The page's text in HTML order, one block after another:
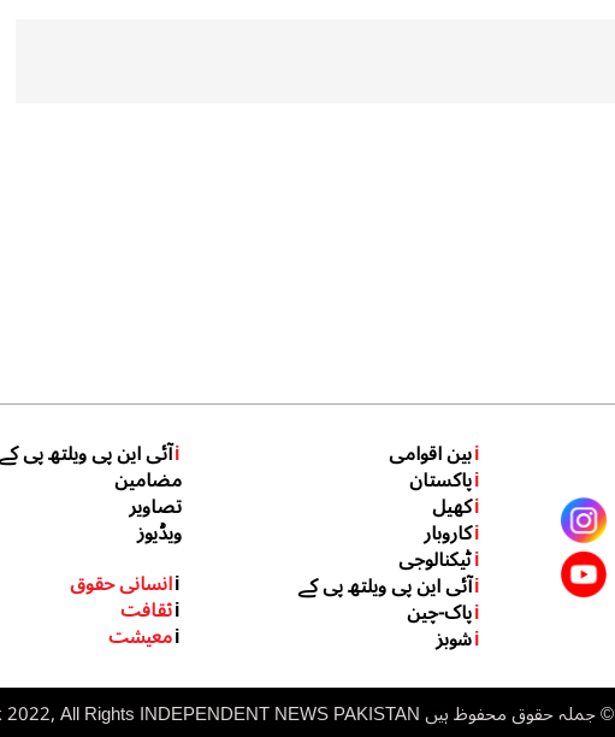
iبین اقوامی
iپاکستان
iکھیل
iکاروبار
iٹیکنالوجی
iآئی این پی ویلتھ پی کے
iپاک-چین
iشوبز
iآئی این پی ویلتھ پی کے
مضامین
تصاویر
ویڈیوز
iانسانی حقوق
iثقافت
iمعیشت
©جملہ حقوق محفوظ ہیں inp.net.pk 2022, All Rights INDEPENDENT NEWS PAKISTAN